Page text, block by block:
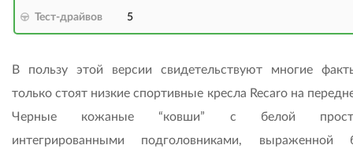
Тест-драйвов 5
В пользу этой версии свидетельствуют многие
только стоят низкие спортивные кресла Recaro на
Черные кожаные “ковши” с белой
интегрированными подголовниками, выраженной